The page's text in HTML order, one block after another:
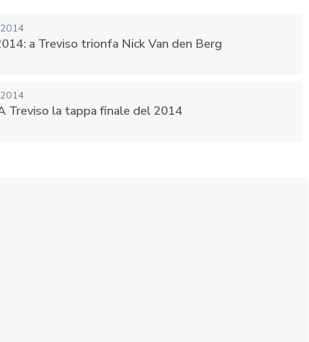
a Treviso trionfa Nick Van den Berg
Treviso la tappa finale del 2014